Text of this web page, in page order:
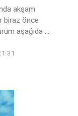
akşam
biraz önce
aşağıda ...